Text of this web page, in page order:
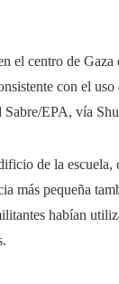
el centro de Gaza
con el
Sabre/EPA, vía
de la escuela,
más pequeña
habían